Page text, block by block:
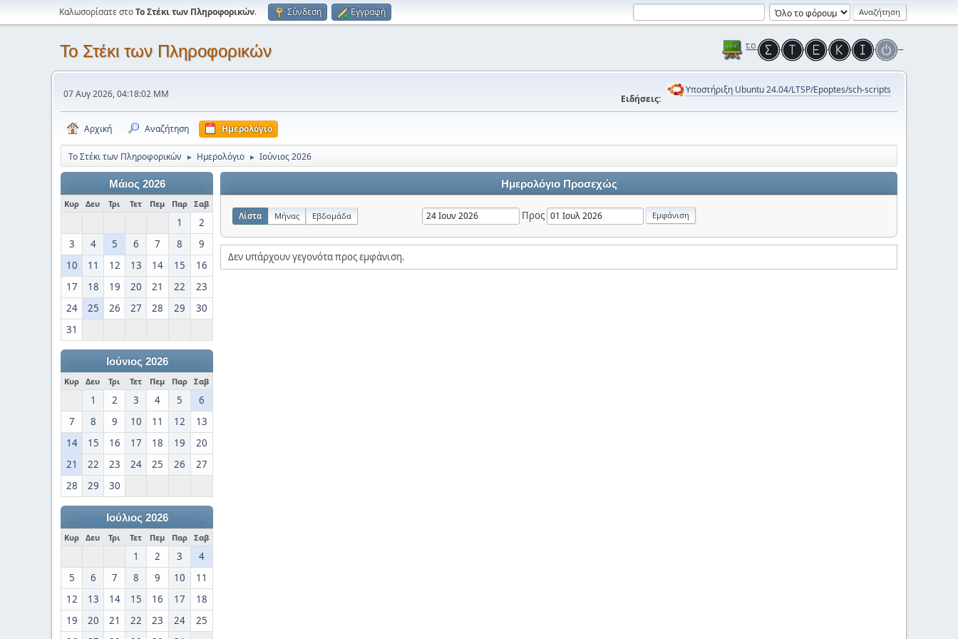
Καλωσορίσατε στοΤο Στέκι των Πληροφορικών. Σύνδεση Εγγραφή
Το Στέκι των Πληροφορικών
07 Αυγ 2026, 04:18:02 ΜΜ Ειδήσεις:
Υποστήριξη Ubuntu 24.04/LTSP/Epoptes/sch-scripts
Αρχική Αναζήτηση Ημερολόγιο
Το Στέκι των Πληροφορικών ► Ημερολόγιο ► Ιούνιος 2026
Μάιος 2026
Κυρ Δευ Τρι Τετ Πεμ Παρ Σαβ
1
2
3
4 5 6 7 8
9
10
11 12 13 14 15
16
17
18 19 20 21 22
23
24
25 26 27 28 29
30
31
Ιούνιος 2026
Κυρ Δευ Τρι Τετ Πεμ Παρ Σαβ
1 2 3 4 5
6
7
8 9 10 11 12
13
14
15 16 17 18 19
20
21
22 23 24 25 26
27
28
29 30
Ιούλιος 2026
Κυρ Δευ Τρι Τετ Πεμ Παρ Σαβ
1 2 3
4
5
6 7 8 9 10
11
12
13 14 15 16 17
18
19
20 21 22 23 24
25
Ημερολόγιο Προσεχώς
Λίστα Μήνας Εβδομάδα Προς
Δεν υπάρχουν γεγονότα προς εμφάνιση.